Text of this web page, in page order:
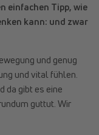
einfachen Tipp, wie
kann: und zwar
und genug
und vital fühlen.
da gibt es eine
guttut. Wir